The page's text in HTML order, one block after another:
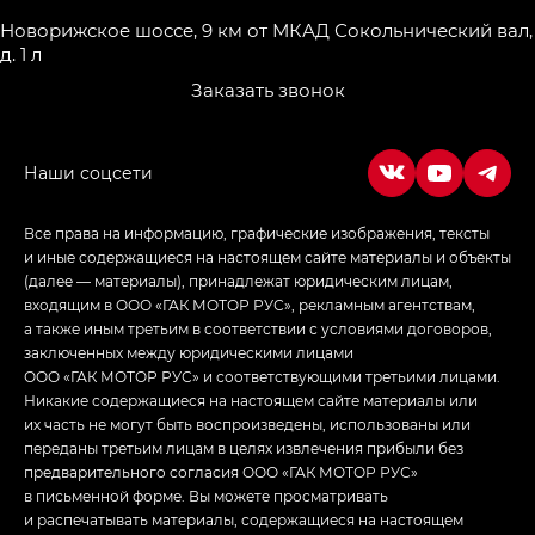
LOUNGE
Джи Эс — GS, Джи Эль с элементы экстерьера
Новорижское шоссе, 9 км от МКАД Сокольнический вал,
д. 1 л
Заказать звонок
Все права на информацию, графические изображения, тексты
и иные содержащиеся на настоящем сайте материалы и объекты
(далее — материалы), принадлежат юридическим лицам,
входящим в ООО «ГАК МОТОР РУС», рекламным агентствам,
а также иным третьим в соответствии с условиями договоров,
заключенных между юридическими лицами
ООО «ГАК МОТОР РУС» и соответствующими третьими лицами.
Никакие содержащиеся на настоящем сайте материалы или
их часть не могут быть воспроизведены, использованы или
переданы третьим лицам в целях извлечения прибыли без
предварительного согласия ООО «ГАК МОТОР РУС»
в письменной форме. Вы можете просматривать
и распечатывать материалы, содержащиеся на настоящем